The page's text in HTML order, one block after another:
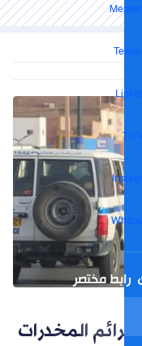
رابط مختصر
المخدرات